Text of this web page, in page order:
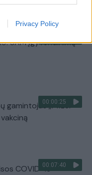
Privacy Policy
SAM įgyvendinimą
00:00:25
gamintojas „Pfizer“
00:07:40
COVID-19